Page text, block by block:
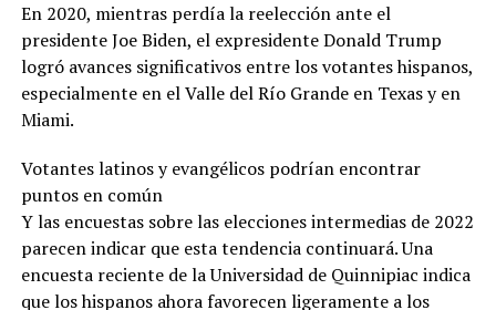
En 2020, mientras perdía la reelección ante el
presidente Joe Biden, el expresidente Donald Trump
logró avances significativos entre los votantes hispanos,
especialmente en el Valle del Río Grande en Texas y en
Miami.
Votantes latinos y evangélicos podrían encontrar
puntos en común
Y las encuestas sobre las elecciones intermedias de 2022
parecen indicar que esta tendencia continuará. Una
encuesta reciente de la Universidad de Quinnipiac indica
que los hispanos ahora favorecen ligeramente a los